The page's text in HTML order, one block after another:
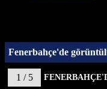
Fenerbahçe'de
1 / 5